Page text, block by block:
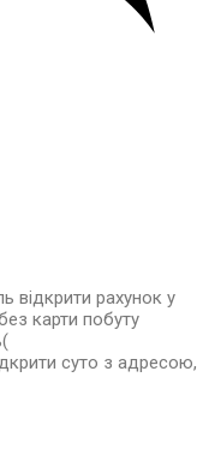
відкрити рахунок у
карти побуту
суто з адресою,